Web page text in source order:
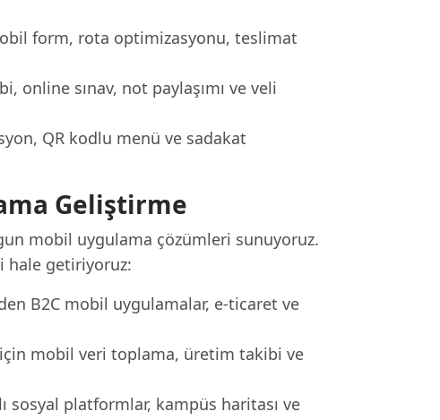
form, rota optimizasyonu, teslimat
online sınav, not paylaşımı ve veli
QR kodlu menü ve sadakat
Geliştirme
mobil uygulama çözümleri sunuyoruz.
hale getiriyoruz:
B2C mobil uygulamalar, e-ticaret ve
için mobil veri toplama, üretim takibi ve
sosyal platformlar, kampüs haritası ve